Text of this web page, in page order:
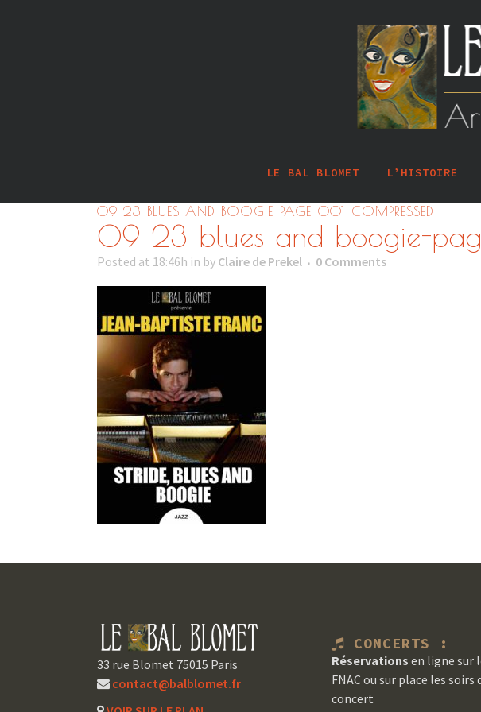
LE BAL BLOMET L’HISTOIRE
09 23 BLUES AND BOOGIE-PAGE-001-COMPRESSED
09 23 blues and boogie-
Posted at 18:46h in by Claire de Prekel 0 Comments
33 rue Blomet 75015 Paris
contact@balblomet.fr
CONCERTS :
Réservations en ligne sur
FNAC ou sur place les soirs
concert